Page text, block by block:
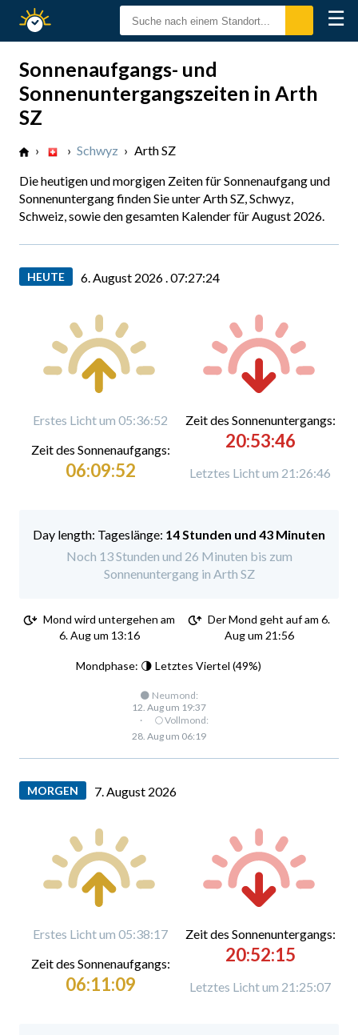
Sonnenzeiten ☰
Sonnenaufgangs- und
Sonnenuntergangszeiten in Arth
SZ
› › Schwyz › Arth SZ
Die heutigen und morgigen Zeiten für Sonnenaufgang und
Sonnenuntergang finden Sie unter Arth SZ, Schwyz,
Schweiz, sowie den gesamten Kalender für August 2026.
HEUTE 6. August 2026 .07:27:25
Erstes Licht um 05:36:52
Zeit des Sonnenaufgangs:
06:09:52
Zeit des Sonnenuntergangs:
20:53:46
Letztes Licht um 21:26:46
Tageslänge: 14 Stunden und 43 Minuten
Noch 13 Stunden und 26 Minuten bis zum
Sonnenuntergang in Arth SZ
Mond wird untergehen am
6. Aug um 13:16
Der Mond geht auf am 6.
Aug um 21:56
Mondphase: 🌗 Letztes Viertel (49%)
🌑 Neumond:
12. Aug um 19:37
·
🌕 Vollmond:
28. Aug um 06:19
MORGEN 7. August 2026
Erstes Licht um 05:38:17
Zeit des Sonnenaufgangs:
06:11:09
Zeit des Sonnenuntergangs:
20:52:15
Letztes Licht um 21:25:07